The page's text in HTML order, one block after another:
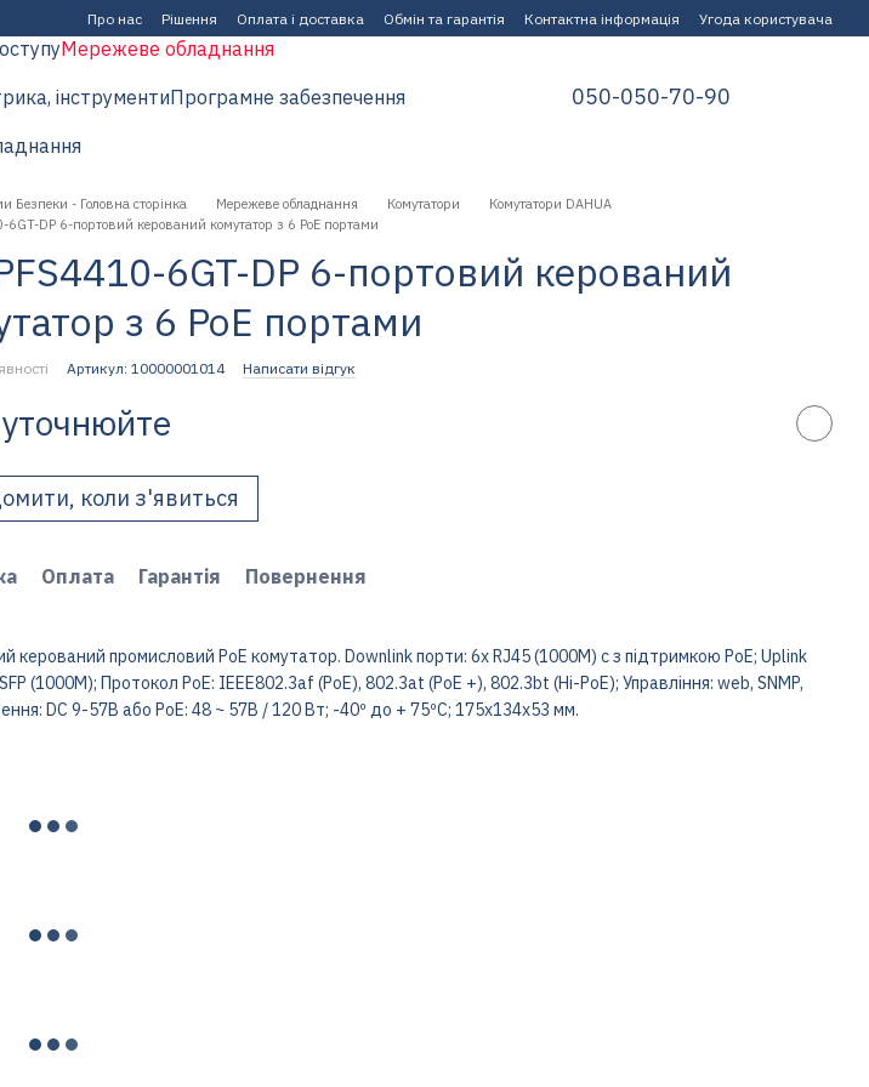
Про нас Рішення Оплата і доставка Обмін та гарантія Контактна інформація Угода користувача
Мережеве обладнання
інструментиПрограмне забезпечення
050-050-70-90
Безпеки - Головна сторінка Мережеве обладнання Комутатори
Комутатори DAHUA
6GT-DP 6-портовий керований комутатор з 6 РоЕ портами
6GT-DP 6-портовий керований
з 6 РоЕ портами
Артикул: 10000001014 Написати відгук
коли з'явиться
Оплата Гарантія
Повернення
керований промисловий РоЕ комутатор. Downlink порти: 6x RJ45 (1000M) c з підтримкою PoE; Uplink
(1000M); Протокол PoE: IEEE802.3af (PoE), 802.3at (PoE +), 802.3bt (Hi-PoE); Управління: web, SNMP,
DC 9-57В або PoE: 48 ~ 57В / 120 Вт; -40º до + 75ºC; 175x134x53 мм.